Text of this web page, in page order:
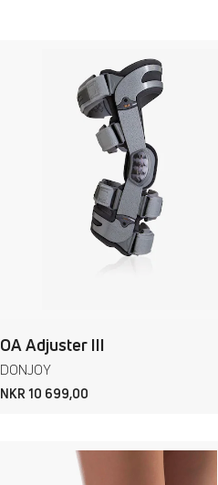
OA Adjuster III
DONJOY
NKR 10 699,00